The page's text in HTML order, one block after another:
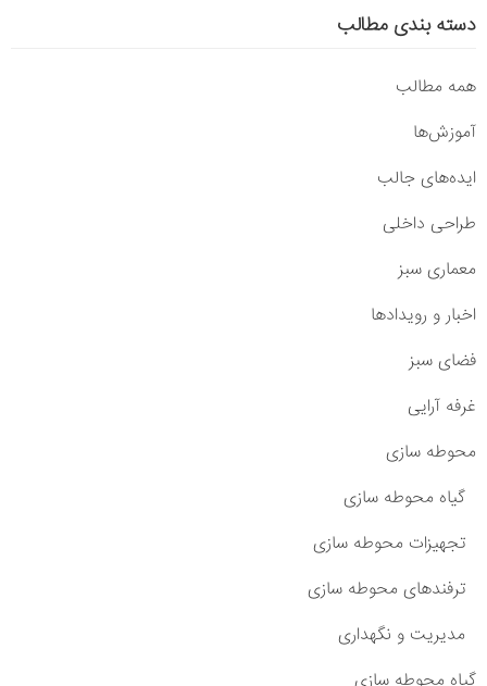
دسته بندی مطالب
همه مطالب
آموزش‌ها
ایده‌های جالب
طراحی داخلی
معماری سبز
اخبار و رویدادها
فضای سبز
غرفه آرایی
محوطه سازی
گیاه محوطه سازی
تجهیزات محوطه سازی
ترفندهای محوطه سازی
مدیریت و نگهداری